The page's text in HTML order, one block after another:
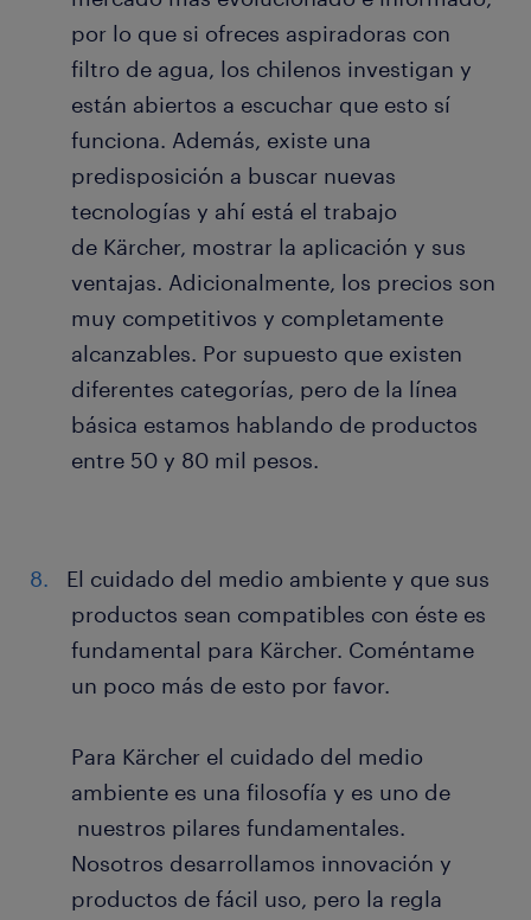
por lo que si ofreces aspiradoras con
filtro de agua, los chilenos investigan y
están abiertos a escuchar que esto sí
funciona. Además, existe una
predisposición a buscar nuevas
tecnologías y ahí está el trabajo
de Kärcher, mostrar la aplicación y sus
ventajas. Adicionalmente, los precios son
muy competitivos y completamente
alcanzables. Por supuesto que existen
diferentes categorías, pero de la línea
básica estamos hablando de productos
entre 50 y 80 mil pesos.
El cuidado del medio ambiente y que sus
productos sean compatibles con éste es
fundamental para Kärcher. Coméntame
un poco más de esto por favor.
Para Kärcher el cuidado del medio
ambiente es una filosofía y es uno de
nuestros pilares fundamentales.
Nosotros desarrollamos innovación y
productos de fácil uso, pero la regla